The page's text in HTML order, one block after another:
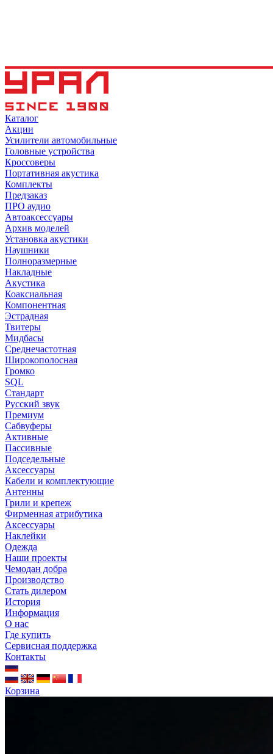
Каталог
Акции
Усилители автомобильные
Головные устройства
Кроссоверы
Портативная акустика
Комплекты
Предзаказ
ПРО аудио
Автоаксессуары
Архив моделей
Установка акустики
Наушники
Полноразмерные
Накладные
Акустика
Коаксиальная
Компонентная
Эстрадная
Твитеры
Мидбасы
Среднечастотная
Широкополосная
Громко
SQL
Стандарт
Русский звук
Премиум
Сабвуферы
Активные
Пассивные
Подседельные
Аксессуары
Кабели и комплектующие
Антенны
Грили и крепеж
Фирменная атрибутика
Аксессуары
Наклейки
Одежда
Наши проекты
Чемодан добра
Производство
Стать дилером
История
Информация
О нас
Где купить
Сервисная поддержка
Контакты
Корзина